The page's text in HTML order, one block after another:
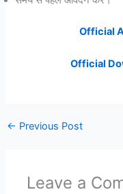
Official
Official
← Previous Post
Leave a